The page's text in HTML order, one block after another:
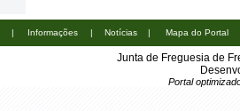
| Informações | Notícias | Mapa do Portal
Junta de Freguesia de
Portal